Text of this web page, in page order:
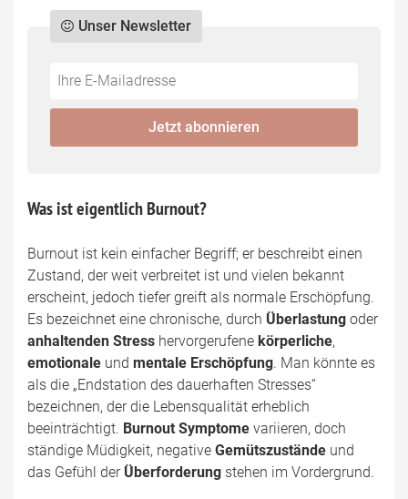
Do
fill
Unser Newsletter
*Ihre
Mailadresse:
Jetzt abonnieren
Was ist eigentlich Burnout?
Burnout ist kein einfacher Begriff; er beschreibt einen
Zustand, der weit verbreitet ist und vielen bekannt
erscheint, jedoch tiefer greift als normale Erschöpfung.
Es bezeichnet eine chronische, durch Überlastung oder
anhaltenden Stress hervorgerufene körperliche,
emotionale und mentale Erschöpfung. Man könnte es
als die „Endstation des dauerhaften Stresses“
bezeichnen, der die Lebensqualität erheblich
beeinträchtigt. Burnout Symptome variieren, doch
ständige Müdigkeit, negative Gemütszustände und
das Gefühl der Überforderung stehen im Vordergrund.